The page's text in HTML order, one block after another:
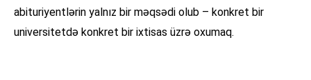
abituriyentlərin yalnız bir məqsədi olub – konkret bir
universitetdə konkret bir ixtisas üzrə oxumaq.